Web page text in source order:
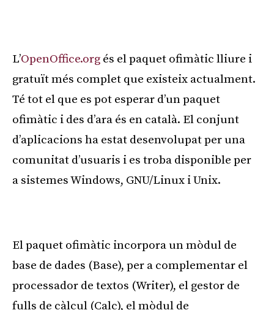
L’OpenOffice.org és el paquet ofimàtic lliure i
gratuït més complet que existeix actualment.
Té tot el que es pot esperar d’un paquet
ofimàtic i des d’ara és en català. El conjunt
d’aplicacions ha estat desenvolupat per una
comunitat d’usuaris i es troba disponible per
a sistemes Windows, GNU/Linux i Unix.
El paquet ofimàtic incorpora un mòdul de
base de dades (Base), per a complementar el
processador de textos (Writer), el gestor de
fulls de càlcul (Calc), el mòdul de